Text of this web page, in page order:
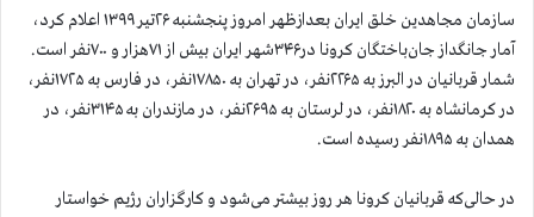
سازمان مجاهدین خلق ایران بعدازظهر امروز پنجشنبه ۲۶تیر ۱۳۹۹ اعلام کرد،
آمار جانگداز جان‌باختگان کرونا در۳۴۶شهر ایران بیش از ۷۱هزار و ۷۰۰نفر است.
شمار قربانیان در البرز به ۲۲۶۵نفر، در تهران به ۱۷۸۵۰نفر، در فارس به ۱۷۲۵نفر،
در کرمانشاه به ۱۸۲۰نفر، در لرستان به ۲۶۹۵نفر، در مازندران به ۳۱۴۵نفر، در
همدان به ۱۸۹۵نفر رسیده است.
در حالی‌که قربانیان کرونا هر روز بیشتر می‌شود و کارگزاران رژیم خواستار